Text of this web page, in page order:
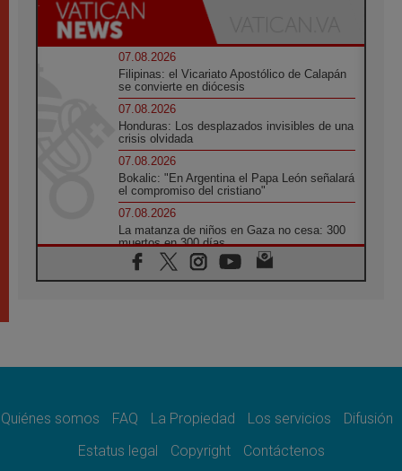
07.08.2026
Filipinas: el Vicariato Apostólico de Calapán
se convierte en diócesis
07.08.2026
Honduras: Los desplazados invisibles de una
crisis olvidada
07.08.2026
Bokalic: "En Argentina el Papa León señalará
el compromiso del cristiano"
07.08.2026
La matanza de niños en Gaza no cesa: 300
muertos en 300 días
07.08.2026
Tagle: La guerra desfigura el mundo, solo la
como misión al servicio del Evangelio
SIGNIS 2026, dar voz a las religiosas en el
Quiénes somos FAQ La Propiedad Los servicios
Difusión
Estatus legal
Copyright Contáctenos